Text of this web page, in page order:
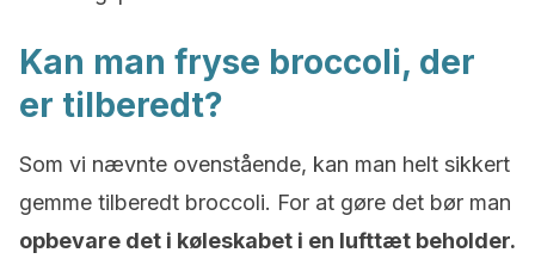
Kan man fryse broccoli, der
er tilberedt?
Som vi nævnte ovenstående, kan man helt sikkert
gemme tilberedt broccoli. For at gøre det bør man
opbevare det i køleskabet i en lufttæt beholder.